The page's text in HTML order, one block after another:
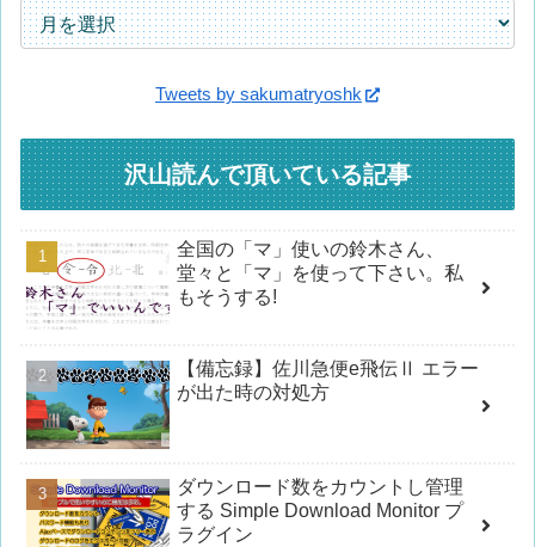
Tweets by sakumatryoshk
沢山読んで頂いている記事
全国の「マ」使いの鈴木さん、
堂々と「マ」を使って下さい。私
もそうする!
【備忘録】佐川急便e飛伝Ⅱ エラー
が出た時の対処方
ダウンロード数をカウントし管理
する Simple Download Monitor プ
ラグイン